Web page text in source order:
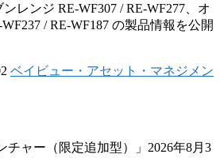
レンジ RE-WF307 / RE-WF277、オ
/ RE-WF187 の製品情報を公開
ベイビュー・アセット・マネジメン
チャー（限定追加型）」2026年8月3